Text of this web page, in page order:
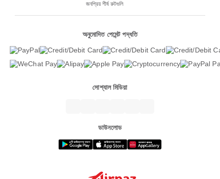
জনপ্রিয় শীর্ষ রুটগুলি
অনুমোদিত পেমেন্ট পদ্ধতি
সোশ্যাল মিডিয়া
ডাউনলোড